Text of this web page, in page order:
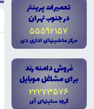
تعميرات پرينتر
در جنوب تهران
55592157
مرکز ماشينهاى ادارى دى
فروش دامنه رند
براى مشاغل موبايل
22273576
گروه سايتهاى آى